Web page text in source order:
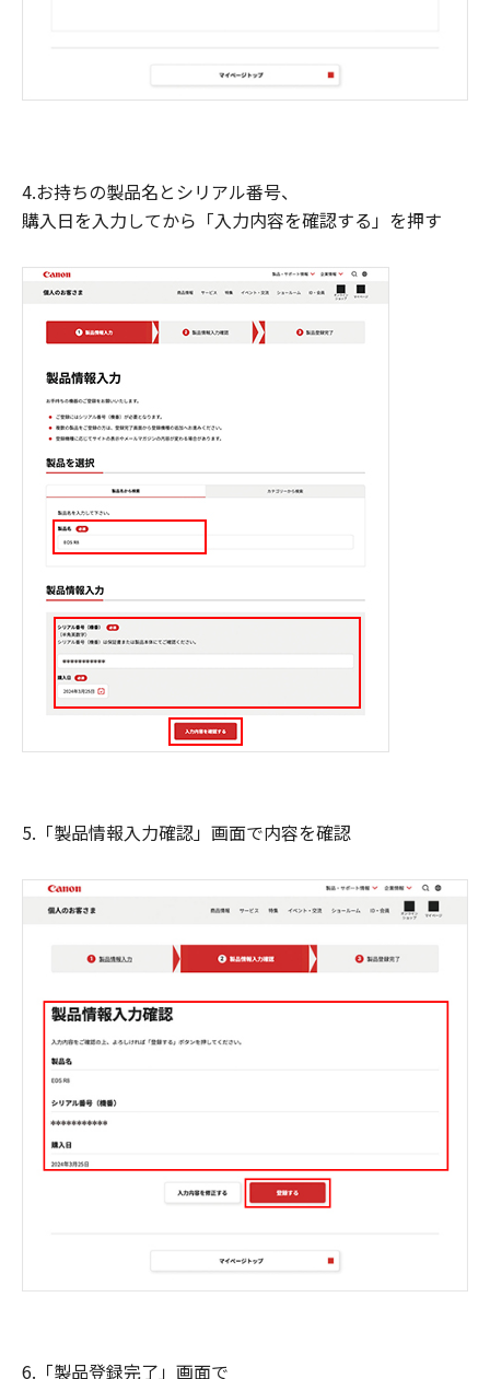
4.お持ちの製品名とシリアル番号、
購入日を入力してから「入力内容を確認する」を押す
5.「製品情報入力確認」画面で内容を確認
6.「製品登録完了」画面で